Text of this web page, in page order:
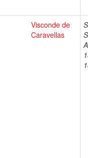
Visconde de
Caravellas